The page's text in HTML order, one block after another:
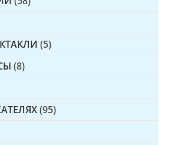
(5)
(8)
(95)